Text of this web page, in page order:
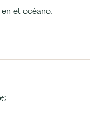
el océano.